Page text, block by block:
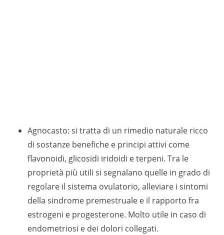
Agnocasto: si tratta di un rimedio naturale ricco
di sostanze benefiche e principi attivi come
flavonoidi, glicosidi iridoidi e terpeni. Tra le
proprietà più utili si segnalano quelle in grado di
regolare il sistema ovulatorio, alleviare i sintomi
della sindrome premestruale e il rapporto fra
estrogeni e progesterone. Molto utile in caso di
endometriosi e dei dolori collegati.